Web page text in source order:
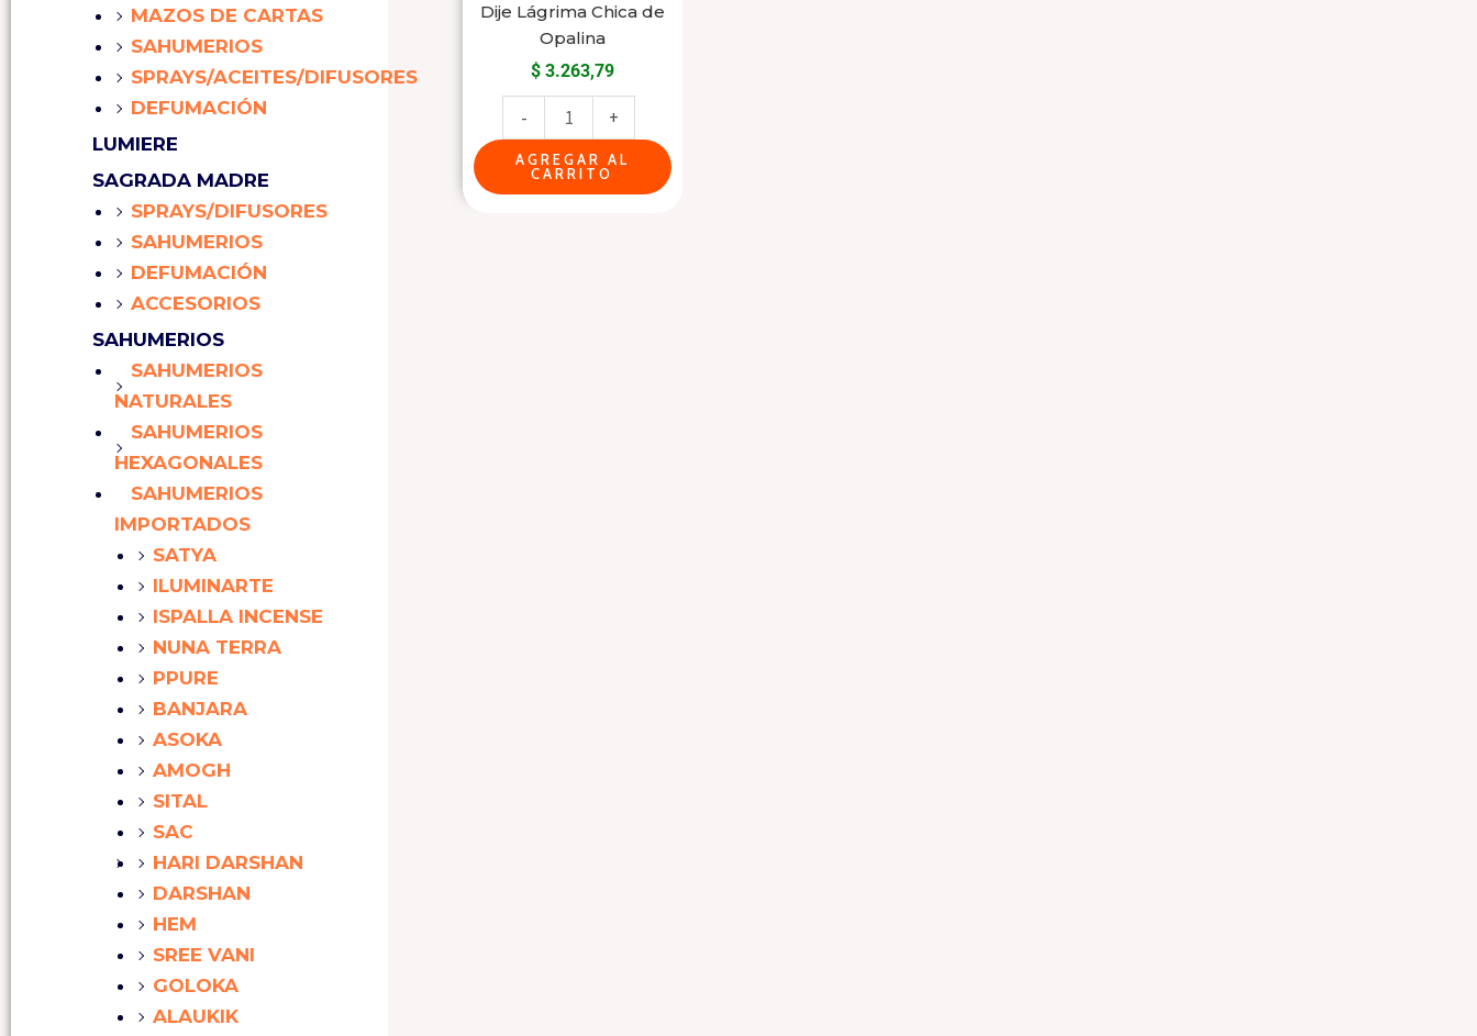
MAZOS DE CARTAS
SAHUMERIOS
SPRAYS/ACEITES/DIFUSORES
DEFUMACIÓN
LUMIERE
SAGRADA MADRE
SPRAYS/DIFUSORES
SAHUMERIOS
DEFUMACIÓN
ACCESORIOS
SAHUMERIOS
SAHUMERIOS
NATURALES
SAHUMERIOS
HEXAGONALES
SAHUMERIOS
IMPORTADOS
SATYA
ILUMINARTE
ISPALLA INCENSE
NUNA TERRA
PPURE
BANJARA
ASOKA
AMOGH
SITAL
SAC
HARI DARSHAN
DARSHAN
HEM
SREE VANI
GOLOKA
ALAUKIK
Dije Lágrima Chica de
Opalina
$3.263,79
- +
AGREGAR AL
CARRITO